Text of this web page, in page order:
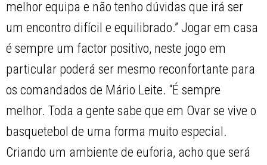
melhor equipa e não tenho dúvidas que irá ser
um encontro difícil e equilibrado.” Jogar em casa
é sempre um factor positivo, neste jogo em
particular poderá ser mesmo reconfortante para
os comandados de Mário Leite. “É sempre
melhor. Toda a gente sabe que em Ovar se vive o
basquetebol de uma forma muito especial.
Criando um ambiente de euforia, acho que será